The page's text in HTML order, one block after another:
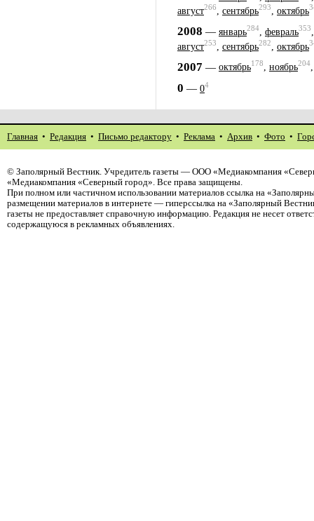
август266, сентябрь293, октябрь
2008 — январь284 февраль353
август253 сентябрь282 октябрь
2007 — октябрь178, ноябрь204
0 — 04
Главная • Редакция • Письмо редактору • Реклама • Архив • Фото •
© Заполярный Вестник. Учредитель газеты — ООО «Медиакомпания
«Медиакомпания «Северный город». Все права защищены.
При полном или частичном использовании материалов ссылка на
размещении материалов в интернете — гиперссылка на «Заполярный
газеты не предоставляет справочную информацию. Редакция не несет
содержащуюся в рекламных объявлениях.